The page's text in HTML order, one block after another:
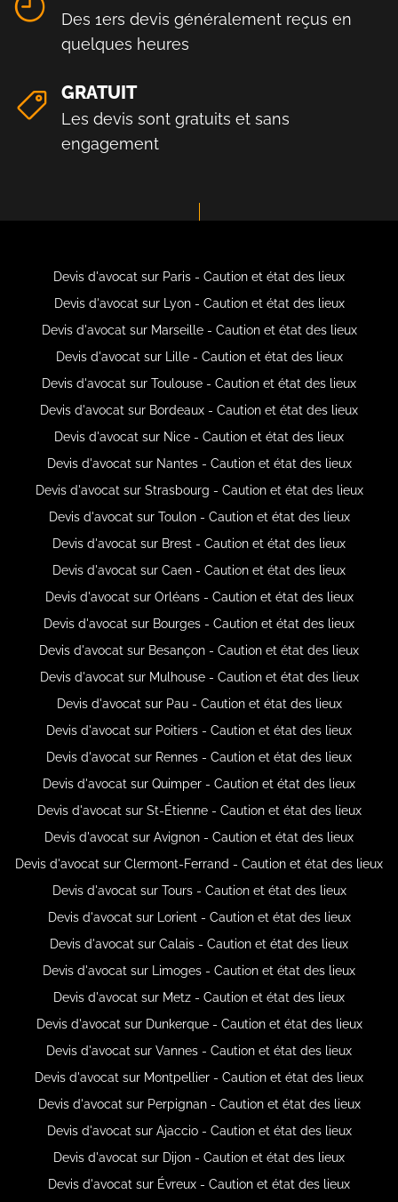
Des 1ers devis généralement reçus en
quelques heures
GRATUIT
Les devis sont gratuits et sans
engagement
Devis d'avocat sur Paris - Caution et état des lieux
Devis d'avocat sur Lyon - Caution et état des lieux
Devis d'avocat sur Marseille - Caution et état des lieux
Devis d'avocat sur Lille - Caution et état des lieux
Devis d'avocat sur Toulouse - Caution et état des lieux
Devis d'avocat sur Bordeaux - Caution et état des lieux
Devis d'avocat sur Nice - Caution et état des lieux
Devis d'avocat sur Nantes - Caution et état des lieux
Devis d'avocat sur Strasbourg - Caution et état des lieux
Devis d'avocat sur Toulon - Caution et état des lieux
Devis d'avocat sur Brest - Caution et état des lieux
Devis d'avocat sur Caen - Caution et état des lieux
Devis d'avocat sur Orléans - Caution et état des lieux
Devis d'avocat sur Bourges - Caution et état des lieux
Devis d'avocat sur Besançon - Caution et état des lieux
Devis d'avocat sur Mulhouse - Caution et état des lieux
Devis d'avocat sur Pau - Caution et état des lieux
Devis d'avocat sur Poitiers - Caution et état des lieux
Devis d'avocat sur Rennes - Caution et état des lieux
Devis d'avocat sur Quimper - Caution et état des lieux
Devis d'avocat sur St-Étienne - Caution et état des lieux
Devis d'avocat sur Avignon - Caution et état des lieux
Devis d'avocat sur Clermont-Ferrand - Caution et état des lieux
Devis d'avocat sur Tours - Caution et état des lieux
Devis d'avocat sur Lorient - Caution et état des lieux
Devis d'avocat sur Calais - Caution et état des lieux
Devis d'avocat sur Limoges - Caution et état des lieux
Devis d'avocat sur Metz - Caution et état des lieux
Devis d'avocat sur Dunkerque - Caution et état des lieux
Devis d'avocat sur Vannes - Caution et état des lieux
Devis d'avocat sur Montpellier - Caution et état des lieux
Devis d'avocat sur Perpignan - Caution et état des lieux
Devis d'avocat sur Ajaccio - Caution et état des lieux
Devis d'avocat sur Dijon - Caution et état des lieux
Devis d'avocat sur Évreux - Caution et état des lieux